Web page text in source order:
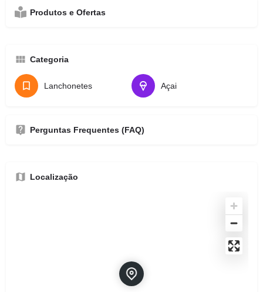
Produtos e Ofertas
Categoria
Lanchonetes Açai
Perguntas Frequentes (FAQ)
Localização